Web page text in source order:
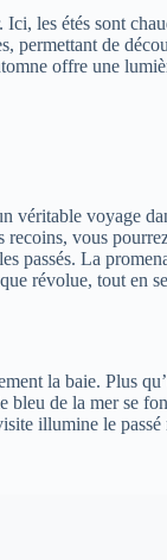
les étés sont
de
offre une
véritable voyage
vous
La
révolue, tout en
la baie. Plus
de la mer se
illumine le